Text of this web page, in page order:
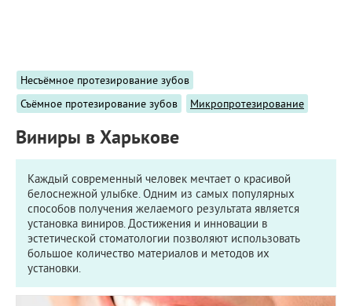
О ПРОЕКТЕ
ОБРАТНАЯ СВЯЗЬ
Несъёмное протезирование зубов
Съёмное протезирование зубов
Микропротезирование
Виниры в Харькове
Каждый современный человек мечтает о красивой
белоснежной улыбке. Одним из самых популярных
способов получения желаемого результата является
установка виниров. Достижения и инновации в
эстетической стоматологии позволяют использовать
большое количество материалов и методов их
установки.